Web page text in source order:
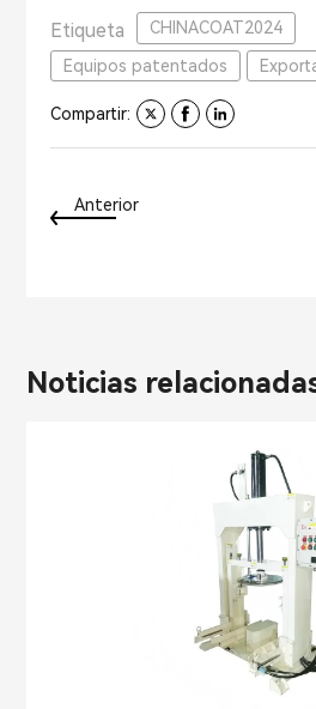
Etiqueta
CHINACOAT2024
Equipos patentados
Compartir:
Anterior
Noticias